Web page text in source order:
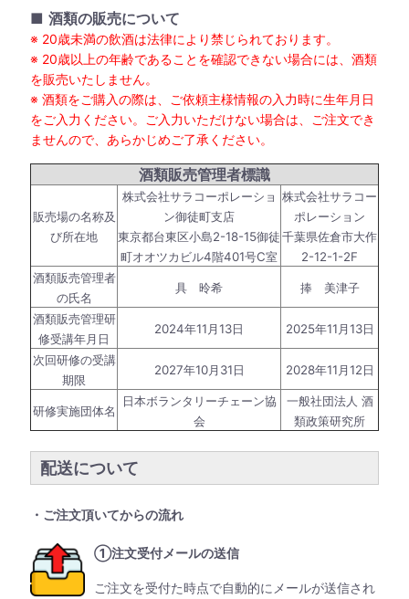
■ 酒類の販売について
※ 20歳未満の飲酒は法律により禁じられております。
※ 20歳以上の年齢であることを確認できない場合には、酒類
を販売いたしません。
※ 酒類をご購入の際は、ご依頼主様情報の入力時に生年月日
をご入力ください。ご入力いただけない場合は、ご注文でき
ませんので、あらかじめご了承ください。
酒類販売管理者標識
販売場の名称及
び所在地
株式会社サラコーポレーショ
ン御徒町支店
東京都台東区小島2-18-15御徒
町オオツカビル4階401号C室
株式会社サラコー
ポレーション
千葉県佐倉市大作
2-12-1-2F
酒類販売管理者
の氏名
具 昤希 捧 美津子
酒類販売管理研
修受講年月日
2024年11月13日 2025年11月13日
次回研修の受講
期限
2027年10月31日 2028年11月12日
研修実施団体名
日本ボランタリーチェーン協
会
一般社団法人 酒
類政策研究所
配送について
・ご注文頂いてからの流れ
①注文受付メールの送信
ご注文を受付た時点で自動的にメールが送信され